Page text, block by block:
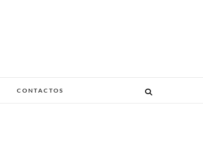
CONTACTOS